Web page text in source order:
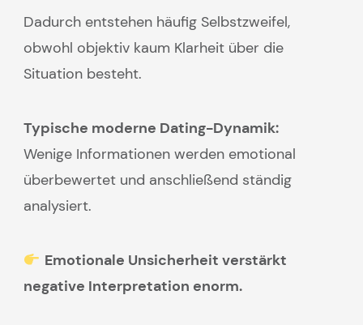
Dadurch entstehen häufig Selbstzweifel,
obwohl objektiv kaum Klarheit über die
Situation besteht.
Typische moderne Dating-Dynamik:
Wenige Informationen werden emotional
überbewertet und anschließend ständig
analysiert.
Emotionale Unsicherheit verstärkt
negative Interpretation enorm.